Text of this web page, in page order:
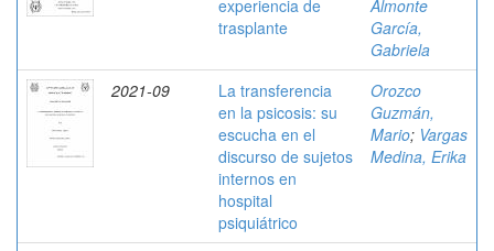
experiencia de
trasplante
Almonte
García,
Gabriela
2021-09
La transferencia
en la psicosis: su
escucha en el
discurso de sujetos
internos en
hospital
psiquiátrico
Orozco
Guzmán,
Mario; Vargas
Medina, Erika